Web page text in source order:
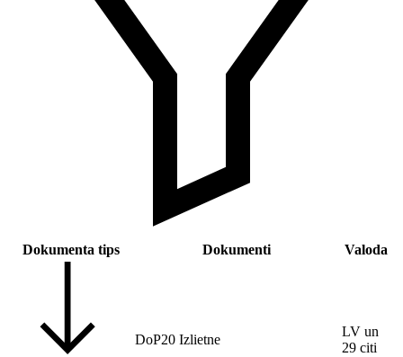
Dokumenta tips Dokumenti Valoda
DoP20 Izlietne
LV un
29 citi